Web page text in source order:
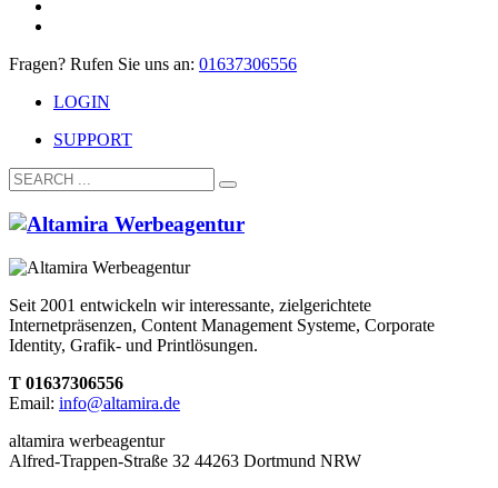
Fragen? Rufen Sie uns an: 01637306556
LOGIN
SUPPORT
Seit 2001 entwickeln wir interessante, zielgerichtete
Internetpräsenzen, Content Management Systeme, Corporate
Identity, Grafik- und Printlösungen.
T 01637306556
Email: info@altamira.de
altamira werbeagentur
Alfred-Trappen-Straße 32 44263 Dortmund NRW